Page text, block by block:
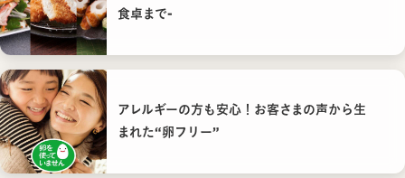
食卓まで-
アレルギーの方も安心！お客さまの声から生
まれた“卵フリー”